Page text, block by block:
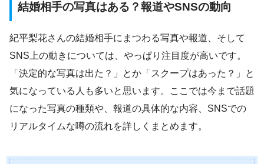
結婚相手の写真はある？報道やSNSの動向
紀平梨花さんの結婚相手にまつわる写真や報道、そして
SNS上の動きについては、やっぱり注目度が高いです。
「決定的な写真は出た？」とか「スクープはあった？」と
気になっている人も多いと思います。ここでは今まで話題
になった写真の種類や、報道の具体的な内容、SNSでの
リアルタイムな噂の流れを詳しくまとめます。